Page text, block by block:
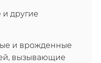
и другие
и врожденные
вызывающие